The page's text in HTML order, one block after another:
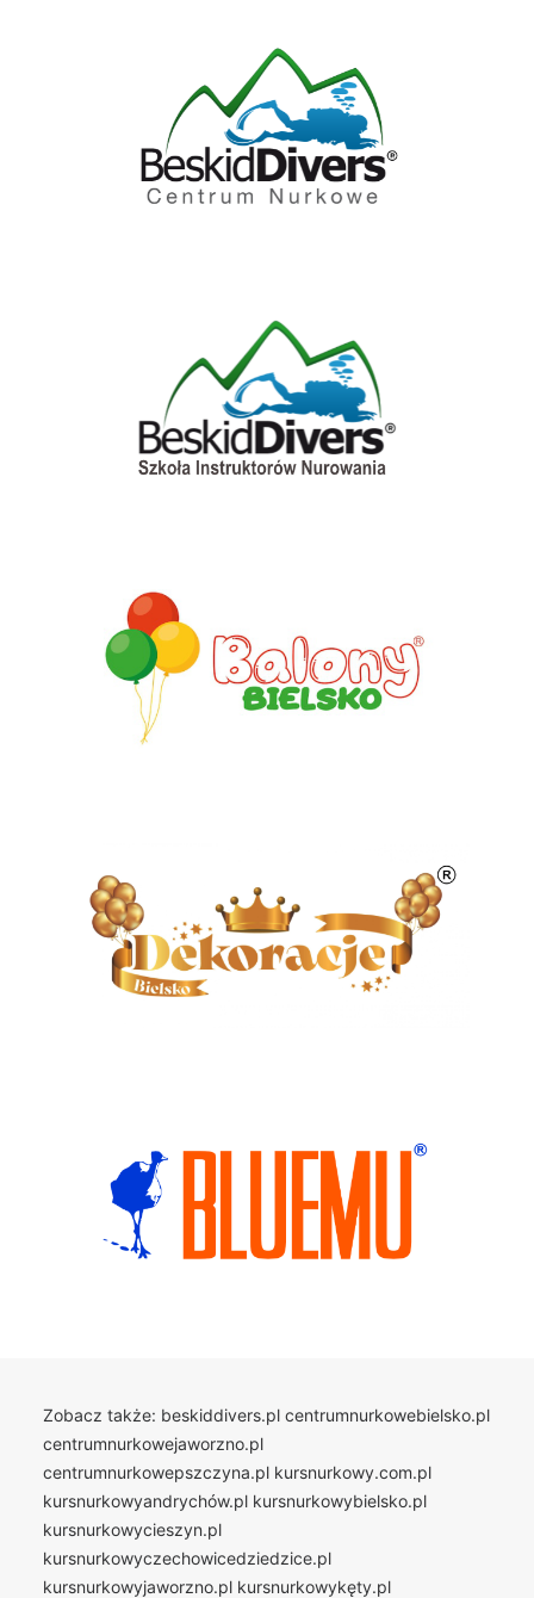
Zobacz także: beskiddivers.pl centrumnurkowebielsko.pl
centrumnurkowejaworzno.pl
centrumnurkowepszczyna.pl kursnurkowy.com.pl
kursnurkowyandrychów.pl kursnurkowybielsko.pl
kursnurkowycieszyn.pl
kursnurkowyczechowicedziedzice.pl
kursnurkowyjaworzno.pl kursnurkowykęty.pl